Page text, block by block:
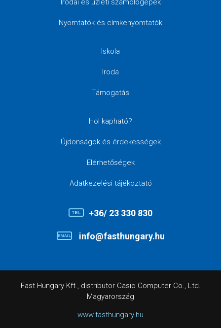
Irodai és üzleti számológépek
Nyomtatók és címkenyomtatók
Iskola
Iroda
Támogatás
Hol kapható?
Újdonságok és érdekességek
Elérhetőségek
Adatkezelési tájékoztató
+36/ 23 330 830
info@fasthungary.hu
Fast Hungary Kft., distributor Casio Computer Co., Ltd.
Magyarország
www.fasthungary.hu